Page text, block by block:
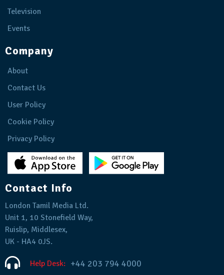
Television
Events
Company
About
Contact Us
User Policy
Cookie Policy
Privacy Policy
Contact Info
London Tamil Media Ltd.
Unit 1, 10 Stonefield Way,
Ruislip, Middlesex,
UK - HA4 0JS.
Help Desk: +44 203 794 4000